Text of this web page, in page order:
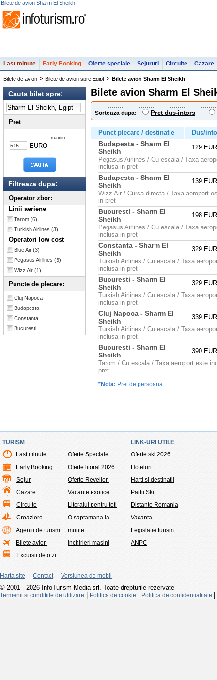
Bilete de avion Sharm El Sheikh
Last minute Early Booking Oferte speciale Sejururi Circuite Cazare
Bilete de avion > Bilete de avion spre Egipt > Bilete avion Sharm El Sheikh
Cauta bilet spre:
Pret
maxim
EURO
Filtreaza dupa:
Operator zbor:
Linii aeriene
Tarom (6)
Turkish Airlines (3)
Operatori low cost
Blue Air (3)
Pegasus Airlines (3)
Wizz Air (1)
Puncte de plecare:
Cluj Napoca
Budapesta
Constanta
Bucuresti
Bilete avion Sharm El
Sorteaza dupa: Pret dus-intors
Punct plecare / destinatie Dus/
Budapesta - Sharm El
Sheikh
129
Pegasus Airlines / Cu escala / Taxa
inclusa in pret
Budapesta - Sharm El
Sheikh
139
Wizz Air / Cursa directa / Taxa aeroport
in pret
Bucuresti - Sharm El
Sheikh
198
Pegasus Airlines / Cu escala / Taxa
inclusa in pret
Constanta - Sharm El
Sheikh
329
Turkish Airlines / Cu escala / Taxa
inclusa in pret
Bucuresti - Sharm El
Sheikh
329
Turkish Airlines / Cu escala / Taxa
inclusa in pret
Cluj Napoca - Sharm El
Sheikh
339
Turkish Airlines / Cu escala / Taxa
inclusa in pret
Bucuresti - Sharm El
Sheikh
390
Tarom / Cu escala / Taxa aeroport este
pret
*Nota: Pret de persoana
TURISM
Last minute
Early Booking
Sejur
Cazare
Circuite
Croaziere
Agentii de turism
Bilete avion
Excursii de o zi
Oferte Speciale
Oferte litoral 2026
Oferte Revelion
Vacante exotice
Litoralul pentru toti
O saptamana la
munte
Inchirieri masini
LINK-URI UTILE
Oferte ski 2026
Hoteluri
Harti si destinatii
Partii Ski
Distante Romania
Vacanta
Legislatie turism
ANPC
Harta site Contact Versiunea de mobil
© 2001 - 2026 InfoTurism Media srl. Toate drepturile rezervate
Termenii si conditiile de utilizare Politica de cookie Politica de confidentialitate